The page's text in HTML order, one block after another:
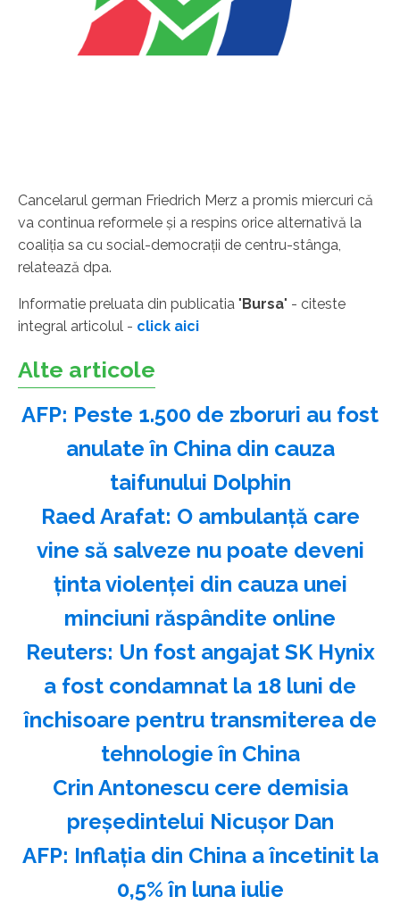
Cancelarul german Friedrich Merz a promis miercuri că
va continua reformele şi a respins orice alternativă la
coaliţia sa cu social-democraţii de centru-stânga,
relatează dpa.
Informatie preluata din publicatia "Bursa" - citeste
integral articolul - click aici
Alte articole
AFP: Peste 1.500 de zboruri au fost
anulate în China din cauza
taifunului Dolphin
Raed Arafat: O ambulanţă care
vine să salveze nu poate deveni
ţinta violenţei din cauza unei
minciuni răspândite online
Reuters: Un fost angajat SK Hynix
a fost condamnat la 18 luni de
închisoare pentru transmiterea de
tehnologie în China
Crin Antonescu cere demisia
preşedintelui Nicuşor Dan
AFP: Inflaţia din China a încetinit la
0,5% în luna iulie